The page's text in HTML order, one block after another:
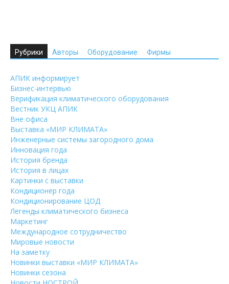
Рубрики Авторы Оборудование Фирмы
АПИК информирует
Бизнес-интервью
Верификация климатического оборудования
Вестник УКЦ АПИК
Вне офиса
Выставка «МИР КЛИМАТА»
Инженерные системы загородного дома
Инновация года
История бренда
История в лицах
Картинки с выставки
Кондиционер года
Кондиционирование ЦОД
Легенды климатического бизнеса
Маркетинг
Международное сотрудничество
Мировые новости
На заметку
Новинки выставки «МИР КЛИМАТА»
Новинки сезона